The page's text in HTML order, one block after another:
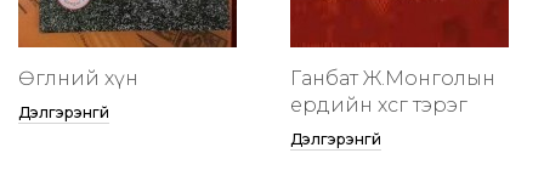
Өглөөний хүн
Дэлгэрэнгүй
Ганбат Ж.Монголын
ердийн хөсөг тэрэг
Дэлгэрэнгүй